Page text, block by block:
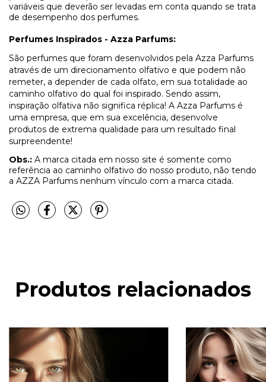
variáveis que deverão ser levadas em conta quando se trata
de desempenho dos perfumes.
Perfumes Inspirados - Azza Parfums:
São perfumes que foram desenvolvidos pela Azza Parfums
através de um direcionamento olfativo e que podem não
remeter, a depender de cada olfato, em sua totalidade ao
caminho olfativo do qual foi inspirado. Sendo assim,
inspiração olfativa não significa réplica! A Azza Parfums é
uma empresa, que em sua excelência, desenvolve
produtos de extrema qualidade para um resultado final
surpreendente!
Obs.: A marca citada em nosso site é somente como
referência ao caminho olfativo do nosso produto, não tendo
a AZZA Parfums nenhum vínculo com a marca citada.
Produtos relacionados